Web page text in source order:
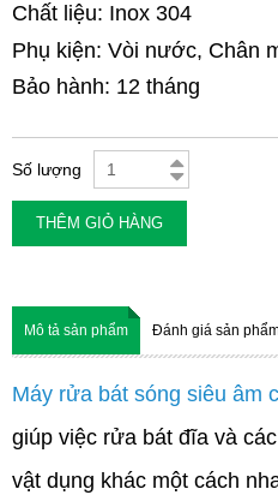
Chất liệu: Inox 304
Phụ kiện: Vòi nước, Chân
Bảo hành: 12 tháng
Số lượng
THÊM GIỎ HÀNG
Mô tả sản phẩm Đánh giá sản
Máy rửa bát sóng siêu âm
giúp việc rửa bát đĩa và
vật dụng khác một cách